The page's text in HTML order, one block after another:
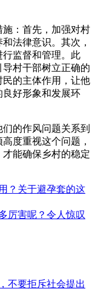
：首先，加强对村
法律意识。其次，
监督和管理。此
村干部树立正确的
的主体作用，让他
好形象和发展环
的作风问题关系到
度重视这个问题，
能确保乡村的稳定
？关于避孕套的这
厉害呢？令人惊叹